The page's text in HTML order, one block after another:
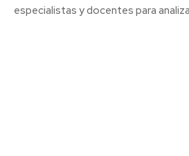
especialistas y docentes para